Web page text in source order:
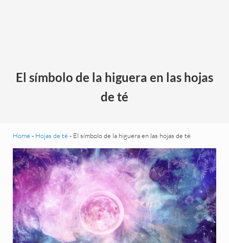
El símbolo de la higuera en las hojas
de té
Home - Hojas de té - El símbolo de la higuera en las hojas de té